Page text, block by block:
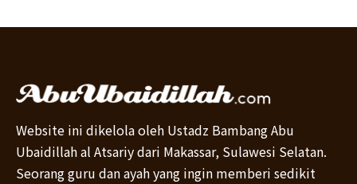
Website ini dikelola oleh Ustadz Bambang Abu
Ubaidillah al Atsariy dari Makassar, Sulawesi Selatan.
Seorang guru dan ayah yang ingin memberi sedikit